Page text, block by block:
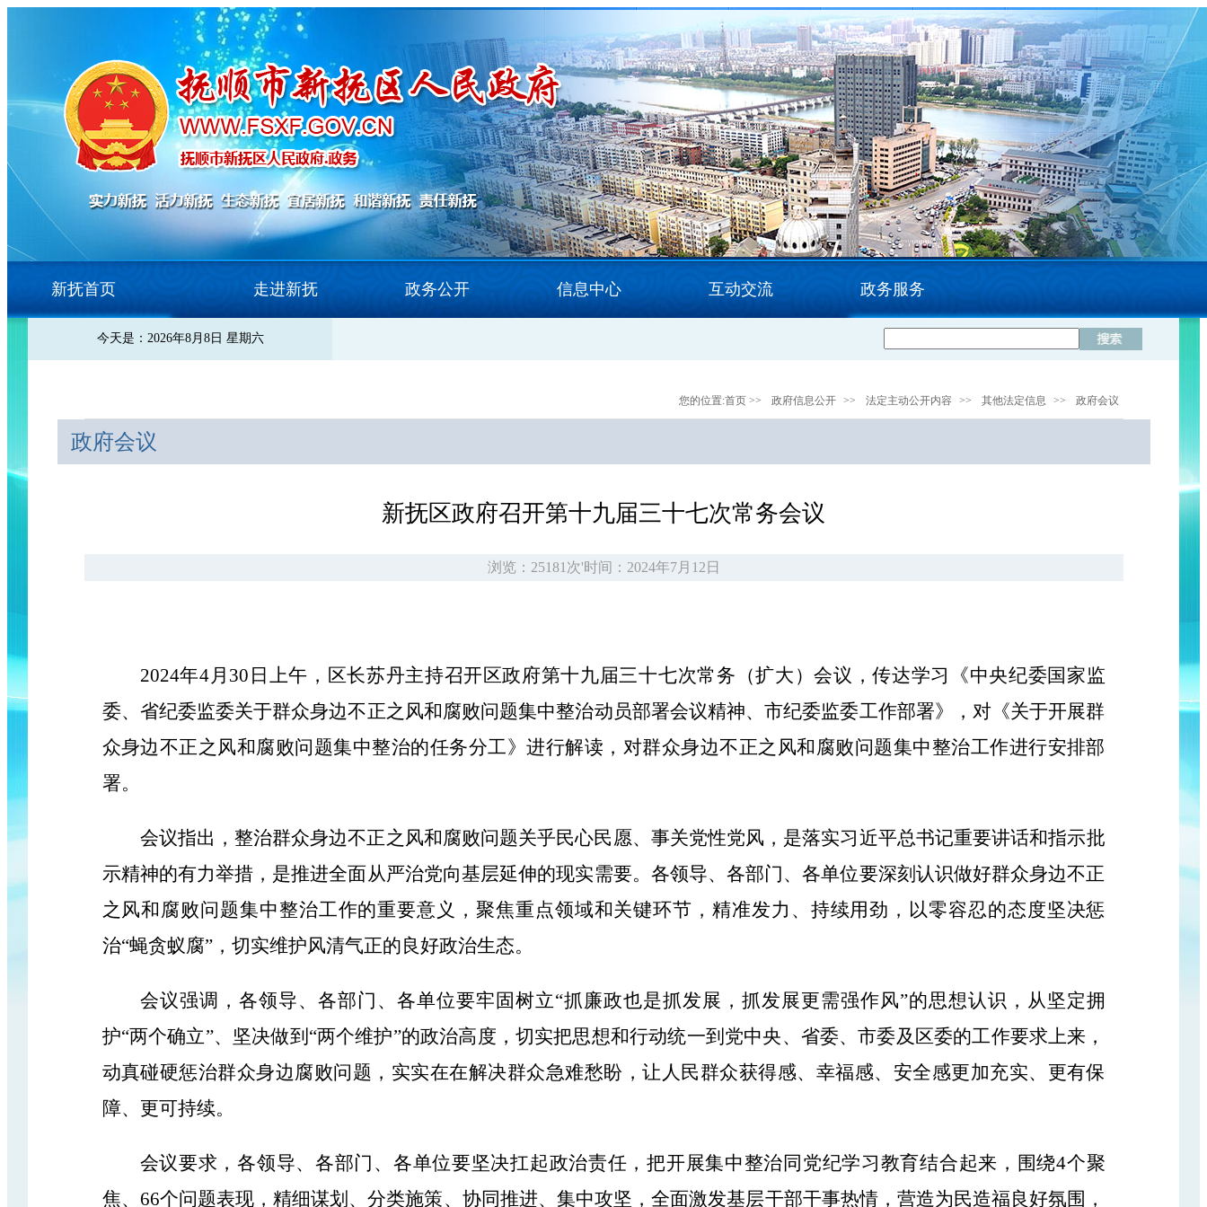
新抚首页 走进新抚 政务公开 信息中心 互动交流 政务服务
今天是：2026年8月8日 星期六
您的位置:首页>> 政府信息公开 >> 法定主动公开内容 >> 其他法定信息 >> 政府会议
政府会议
新抚区政府召开第十九届三十七次常务会议
浏览：25181次'时间：2024年7月12日
2024年4月30日上午，区长苏丹主持召开区政府第十九届三十七次常务（扩大）会议，传达学习《中央纪委国家监
委、省纪委监委关于群众身边不正之风和腐败问题集中整治动员部署会议精神、市纪委监委工作部署》，对《关于开展群
众身边不正之风和腐败问题集中整治的任务分工》进行解读，对群众身边不正之风和腐败问题集中整治工作进行安排部
署。
会议指出， 整治群众身边不正之风和腐败问题关乎民心民愿、事关党性党风，是落实习近平总书记重要讲话和指示批
示精神的有力举措，是推进全面从严治党向基层延伸的现实需要。各领导、各部门、各单位要深刻认识做好群众身边不正
之风和腐败问题集中整治工作的重要意义，聚焦重点领域和关键环节，精准发力、持续用劲，以零容忍的态度坚决惩
治“蝇贪蚁腐”，切实维护风清气正的良好政治生态。
会议强调， 各领导、各部门、各单位要牢固树立“抓廉政也是抓发展，抓发展更需强作风”的思想认识，从坚定拥
护“两个确立”、坚决做到“两个维护”的政治高度，切实把思想和行动统一到党中央、省委、市委及区委的工作要求上来，
动真碰硬惩治群众身边腐败问题，实实在在解决群众急难愁盼，让人民群众获得感、幸福感、安全感更加充实、更有保
障、更可持续。
会议要求，各领导、各部门、各单位要坚决扛起政治责任，把开展集中整治同党纪学习教育结合起来，围绕4个聚
焦、66个问题表现，精细谋划、分类施策、协同推进、集中攻坚，全面激发基层干部干事热情，营造为民造福良好氛围，